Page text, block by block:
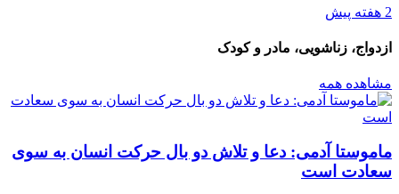
2 هفته پیش
ازدواج، زناشویی، مادر و کودک
مشاهده همه
ماموستا آدمی: دعا و تلاش دو بال حرکت انسان به سوی
سعادت است